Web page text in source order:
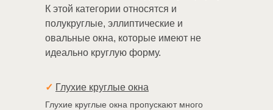
К этой категории относятся и
полукруглые, эллиптические и
овальные окна, которые имеют не
идеально круглую форму.
✓ Глухие круглые окна
Глухие круглые окна пропускают много